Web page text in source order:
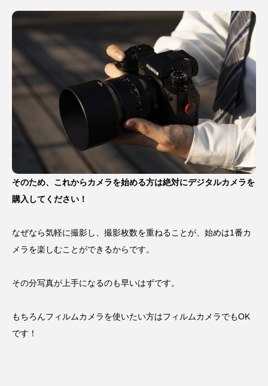
そのため、これからカメラを始める方は絶対にデジタルカメラを
購入してください！
なぜなら気軽に撮影し、撮影枚数を重ねることが、始めは1番カ
メラを楽しむことができるからです。
その分写真が上手になるのも早いはずです。
もちろんフィルムカメラを使いたい方はフィルムカメラでもOK
です！